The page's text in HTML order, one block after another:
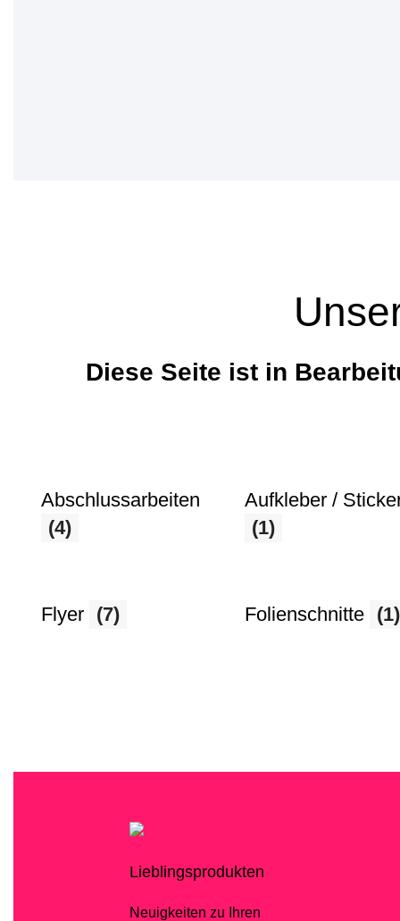
Diese Seite ist in
Abschlussarbeiten
(4)
Aufkleber /
(1)
Flyer (7) Folienschnitte (1)
Lieblingsprodukten
Neuigkeiten zu Ihren